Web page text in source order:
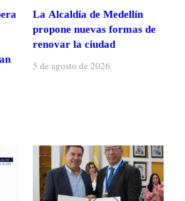
La Alcaldía de Medellín
propone nuevas formas de
renovar la ciudad
5 de agosto de 2026